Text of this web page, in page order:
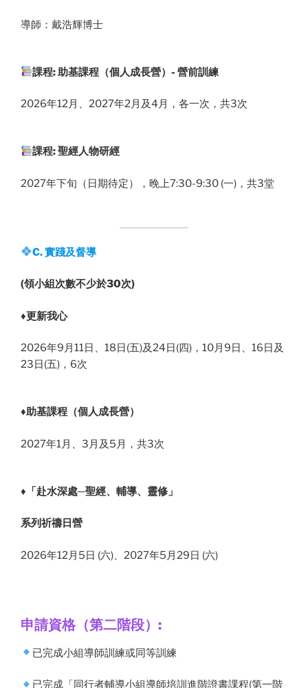
導師：戴浩輝博士
課程: 助基課程（個人成長營）- 營前訓練
2026年12月、2027年2月及4月，各一次，共3次
課程: 聖經人物研經
2027年下旬（日期待定），晚上7:30-9:30 (一)，共3堂
C. 實踐及督導
(領小組次數不少於30次)
♦️更新我心
2026年9月11日、18日(五)及24日(四)，10月9日、16日及
23日(五)，6次
♦️助基課程（個人成長營）
2027年1月、3月及5月，共3次
♦️ 「赴水深處─聖經、輔導、靈修」
系列祈禱日營
2026年12月5日 (六)、2027年5月29日 (六)
申請資格（第二階段）:
已完成小組導師訓練或同等訓練
已完成「同行者輔導小組導師培訓進階證書課程(第一階